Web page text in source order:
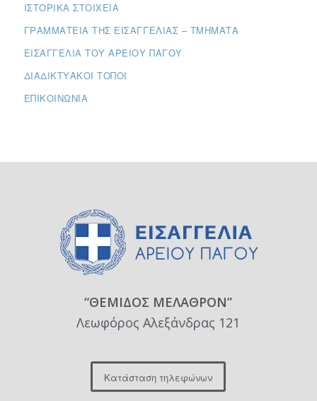
ΙΣΤΟΡΙΚΆ ΣΤΟΙΧΕΊΑ
ΓΡΑΜΜΑΤΕΊΑ ΤΗΣ ΕΙΣΑΓΓΕΛΊΑΣ – ΤΜΉΜΑΤΑ
ΕΙΣΑΓΓΕΛΊΑ ΤΟΥ ΑΡΕΊΟΥ ΠΆΓΟΥ
ΔΙΑΔΙΚΤΥΑΚΟΊ ΤΌΠΟΙ
ΕΠΙΚΟΙΝΩΝΊΑ
“ΘΕΜΙΔΟΣ ΜΕΛΑΘΡΟΝ”
Λεωφόρος Αλεξάνδρας 121
Κατάσταση τηλεφώνων